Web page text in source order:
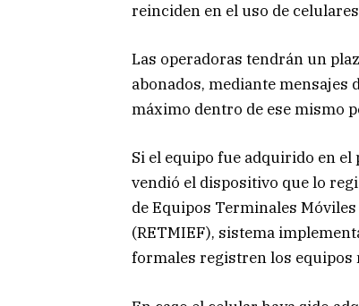
reinciden en el uso de
Las operadoras tendrán un
abonados, mediante mensajes
máximo dentro de ese mismo
Si el equipo fue adquirido en
vendió el dispositivo que lo
de Equipos Terminales
(RETMIEF), sistema
formales registren los equipos